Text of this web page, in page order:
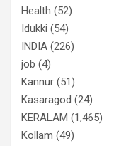
Health (52)
Idukki (54)
INDIA (226)
job (4)
Kannur (51)
Kasaragod (24)
KERALAM (1,465)
Kollam (49)